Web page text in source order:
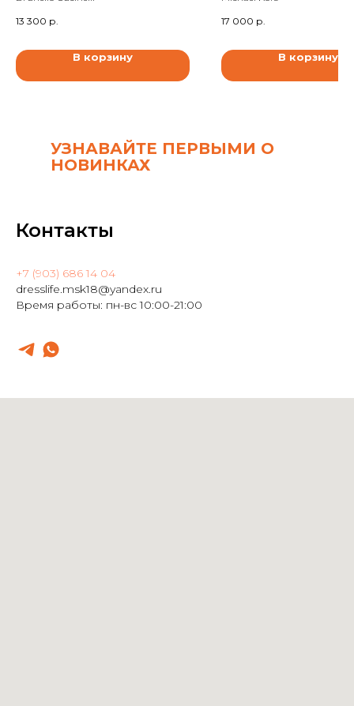
13 300 р.
В корзину
17 000 р.
В корзину
УЗНАВАЙТЕ ПЕРВЫМИ О
НОВИНКАХ
Контакты
+7 (903) 686 14 04
dresslife.msk18@yandex.ru
Время работы: пн-вс 10:00-21:00